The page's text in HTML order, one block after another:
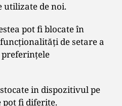
utilizate de noi.
pot fi blocate în
de setare a
in dispozitivul pe
pot fi diferite.